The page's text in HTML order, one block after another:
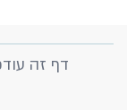
דף זה עודכן